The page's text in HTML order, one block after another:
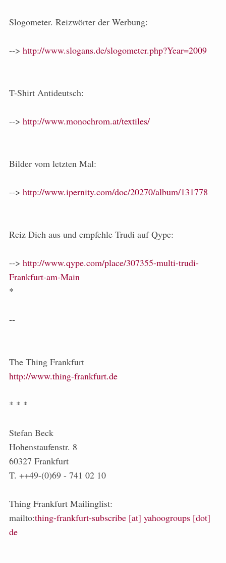
Slogometer. Reizwörter der Werbung:
--> http://www.slogans.de/slogometer.php?Year=2009
T-Shirt Antideutsch:
--> http://www.monochrom.at/textiles/
Bilder vom letzten Mal:
--> http://www.ipernity.com/doc/20270/album/131778
Reiz Dich aus und empfehle Trudi auf Qype:
--> http://www.qype.com/place/307355-multi-trudi-
Frankfurt-am-Main
*
--
The Thing Frankfurt
http://www.thing-frankfurt.de
* * *
Stefan Beck
Hohenstaufenstr. 8
60327 Frankfurt
T. ++49-(0)69 - 741 02 10
Thing Frankfurt Mailinglist:
mailto:thing-frankfurt-subscribe [at] yahoogroups [dot]
de